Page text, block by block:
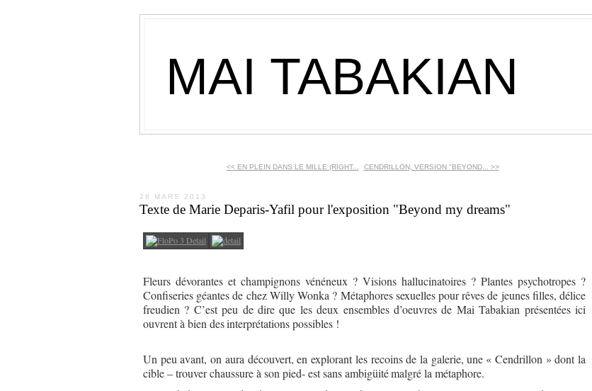
MAI TABAKIAN
<< EN PLEIN DANS LE MILLE (RIGHT... CENDRILLON, VERSION "BEYOND... >>
28 MARS 2013
Texte de Marie Deparis-Yafil pour l'exposition "Beyond my dreams"
Fleurs dévorantes et champignons vénéneux ? Visions hallucinatoires ? Plantes psychotropes ?
Confiseries géantes de chez Willy Wonka ? Métaphores sexuelles pour rêves de jeunes filles, délice
freudien ? C’est peu de dire que les deux ensembles d’oeuvres de Mai Tabakian présentées ici
ouvrent à bien desinterprétations possibles !
Un peu avant, on aura découvert, en explorant les recoins de la galerie, une « Cendrillon » dont la
cible – trouver chaussure à son pied- est sans ambigüitémalgré la métaphore.